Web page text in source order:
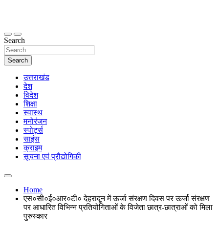
thetoptennews.com
Search
Search
उत्तराखंड
देश
विदेश
शिक्षा
स्वास्थ
मनोरंजन
स्पोर्ट्स
साइंस
क्राइम
सूचना एवं प्रौद्योगिकी
Home
एस०सी०ई०आर०टी० देहरादून में ऊर्जा संरक्षण दिवस पर ऊर्जा संरक्षण
पर आधारित विभिन्न प्रतियोगिताओं के विजेता छात्र-छात्राओं को मिला
पुरुस्कार